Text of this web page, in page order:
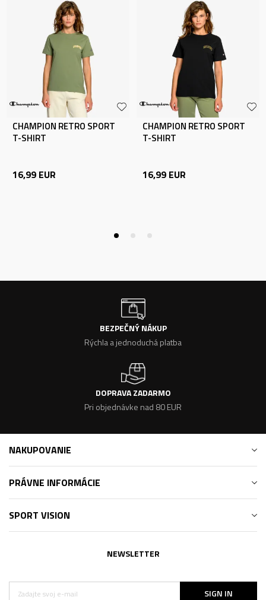
CHAMPION RETRO SPORT
T-SHIRT
16,99 EUR
CHAMPION RETRO SPORT
T-SHIRT
16,99 EUR
BEZPEČNÝ NÁKUP
Rýchla a jednoduchá platba
DOPRAVA ZADARMO
Pri objednávke nad 80 EUR
NAKUPOVANIE
PRÁVNE INFORMÁCIE
SPORT VISION
NEWSLETTER
SIGN IN